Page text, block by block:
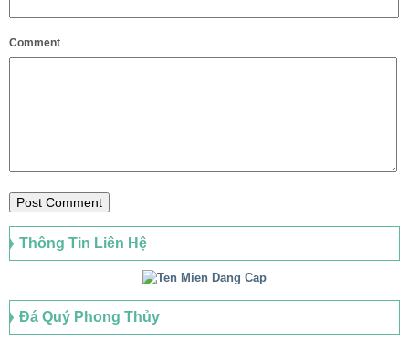
Comment
Thông Tin Liên Hệ
Đá Quý Phong Thủy